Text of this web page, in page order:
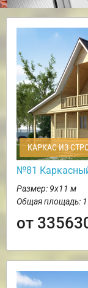
КАРКАС ИЗ
№81
Размер: 9х11 м
Общая площадь:
от